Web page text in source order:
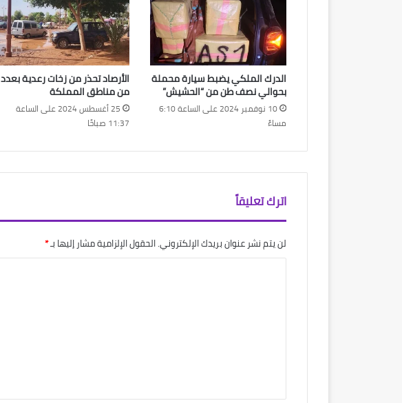
الدرك الملكي يضبط سيارة محملة
بحوالي نصف طن من “الحشيش”
10 نوفمبر 2024 على الساعة 6:10
مساءً
الأرصاد تحذر من زخات رعدية بعدد
من مناطق المملكة
25 أغسطس 2024 على الساعة
11:37 صباحًا
اترك تعليقاً
لن يتم نشر عنوان بريدك الإلكتروني.الحقول الإلزامية مشار إليها بـ*